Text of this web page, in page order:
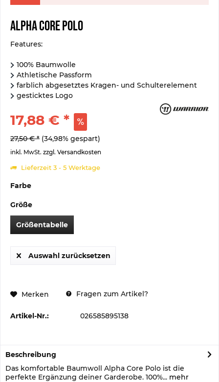
Alpha Core Polo
Features:
100% Baumwolle
Athletische Passform
farblich abgesetztes Kragen- und Schulterelement
gesticktes Logo
17,88 € *
27,50 € * (34,98% gespart)
inkl. MwSt. zzgl. Versandkosten
Lieferzeit 3 - 5 Werktage
Farbe
Größe
Größentabelle
Auswahl zurücksetzen
Merken Fragen zum Artikel?
Artikel-Nr.: 026585895138
Beschreibung
Das komfortable Baumwoll Alpha Core Polo ist die
perfekte Ergänzung deiner Garderobe. 100%... mehr